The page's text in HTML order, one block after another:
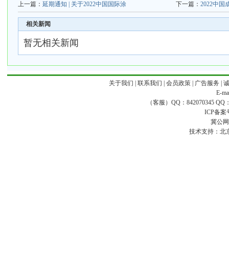
上一篇： 延期通知 | 关于2022中国国际涂 下一篇： 2022中国
相关新闻
暂无相关新闻
关于我们 联系我们 会员政策| 广告服务
E-
（客服）QQ：842070345 QQ
ICP备案
冀公
技术支持： 北